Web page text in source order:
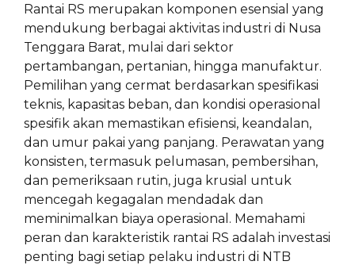
Rantai RS merupakan komponen esensial yang
mendukung berbagai aktivitas industri di Nusa
Tenggara Barat, mulai dari sektor
pertambangan, pertanian, hingga manufaktur.
Pemilihan yang cermat berdasarkan spesifikasi
teknis, kapasitas beban, dan kondisi operasional
spesifik akan memastikan efisiensi, keandalan,
dan umur pakai yang panjang. Perawatan yang
konsisten, termasuk pelumasan, pembersihan,
dan pemeriksaan rutin, juga krusial untuk
mencegah kegagalan mendadak dan
meminimalkan biaya operasional. Memahami
peran dan karakteristik rantai RS adalah investasi
penting bagi setiap pelaku industri di NTB